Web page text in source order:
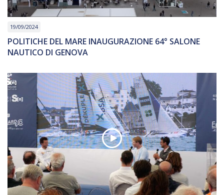
19/09/2024
POLITICHE DEL MARE INAUGURAZIONE 64° SALONE
NAUTICO DI GENOVA